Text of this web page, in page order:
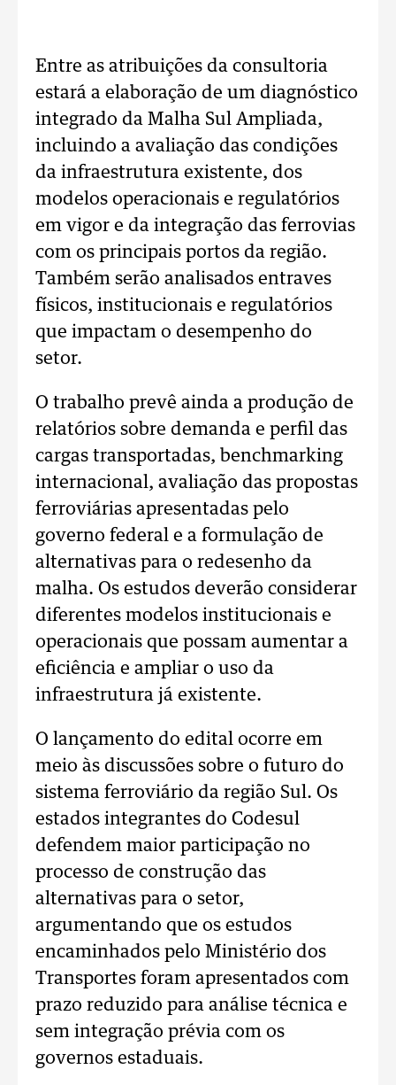
Entre as atribuições da consultoria
estará a elaboração de um diagnóstico
integrado da Malha Sul Ampliada,
incluindo a avaliação das condições
da infraestrutura existente, dos
modelos operacionais e regulatórios
em vigor e da integração das ferrovias
com os principais portos da região.
Também serão analisados entraves
físicos, institucionais e regulatórios
que impactam o desempenho do
setor.
O trabalho prevê ainda a produção de
relatórios sobre demanda e perfil das
cargas transportadas, benchmarking
internacional, avaliação das propostas
ferroviárias apresentadas pelo
governo federal e a formulação de
alternativas para o redesenho da
malha. Os estudos deverão considerar
diferentes modelos institucionais e
operacionais que possam aumentar a
eficiência e ampliar o uso da
infraestrutura já existente.
O lançamento do edital ocorre em
meio às discussões sobre o futuro do
sistema ferroviário da região Sul. Os
estados integrantes do Codesul
defendem maior participação no
processo de construção das
alternativas para o setor,
argumentando que os estudos
encaminhados pelo Ministério dos
Transportes foram apresentados com
prazo reduzido para análise técnica e
sem integração prévia com os
governos estaduais.